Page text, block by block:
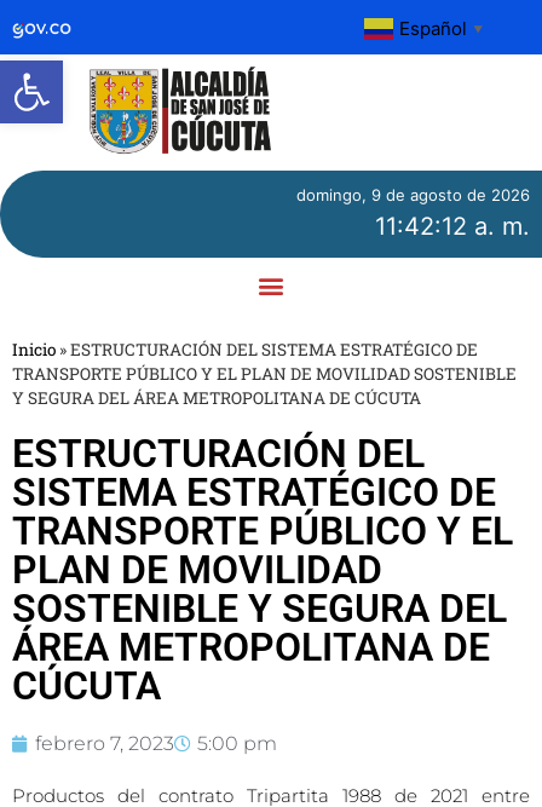
Abrir barra de herramientas
Español ▼
domingo, 9 de agosto de 2026
11:42:12 a. m.
Inicio »ESTRUCTURACIÓN DEL SISTEMA ESTRATÉGICO DE
TRANSPORTE PÚBLICO Y EL PLAN DE MOVILIDAD SOSTENIBLE
Y SEGURA DEL ÁREA METROPOLITANA DE CÚCUTA
ESTRUCTURACIÓN DEL
SISTEMA ESTRATÉGICO DE
TRANSPORTE PÚBLICO Y EL
PLAN DE MOVILIDAD
SOSTENIBLE Y SEGURA DEL
ÁREA METROPOLITANA DE
CÚCUTA
febrero 7, 2023 5:00 pm
Productos del contrato Tripartita 1988 de 2021 entre